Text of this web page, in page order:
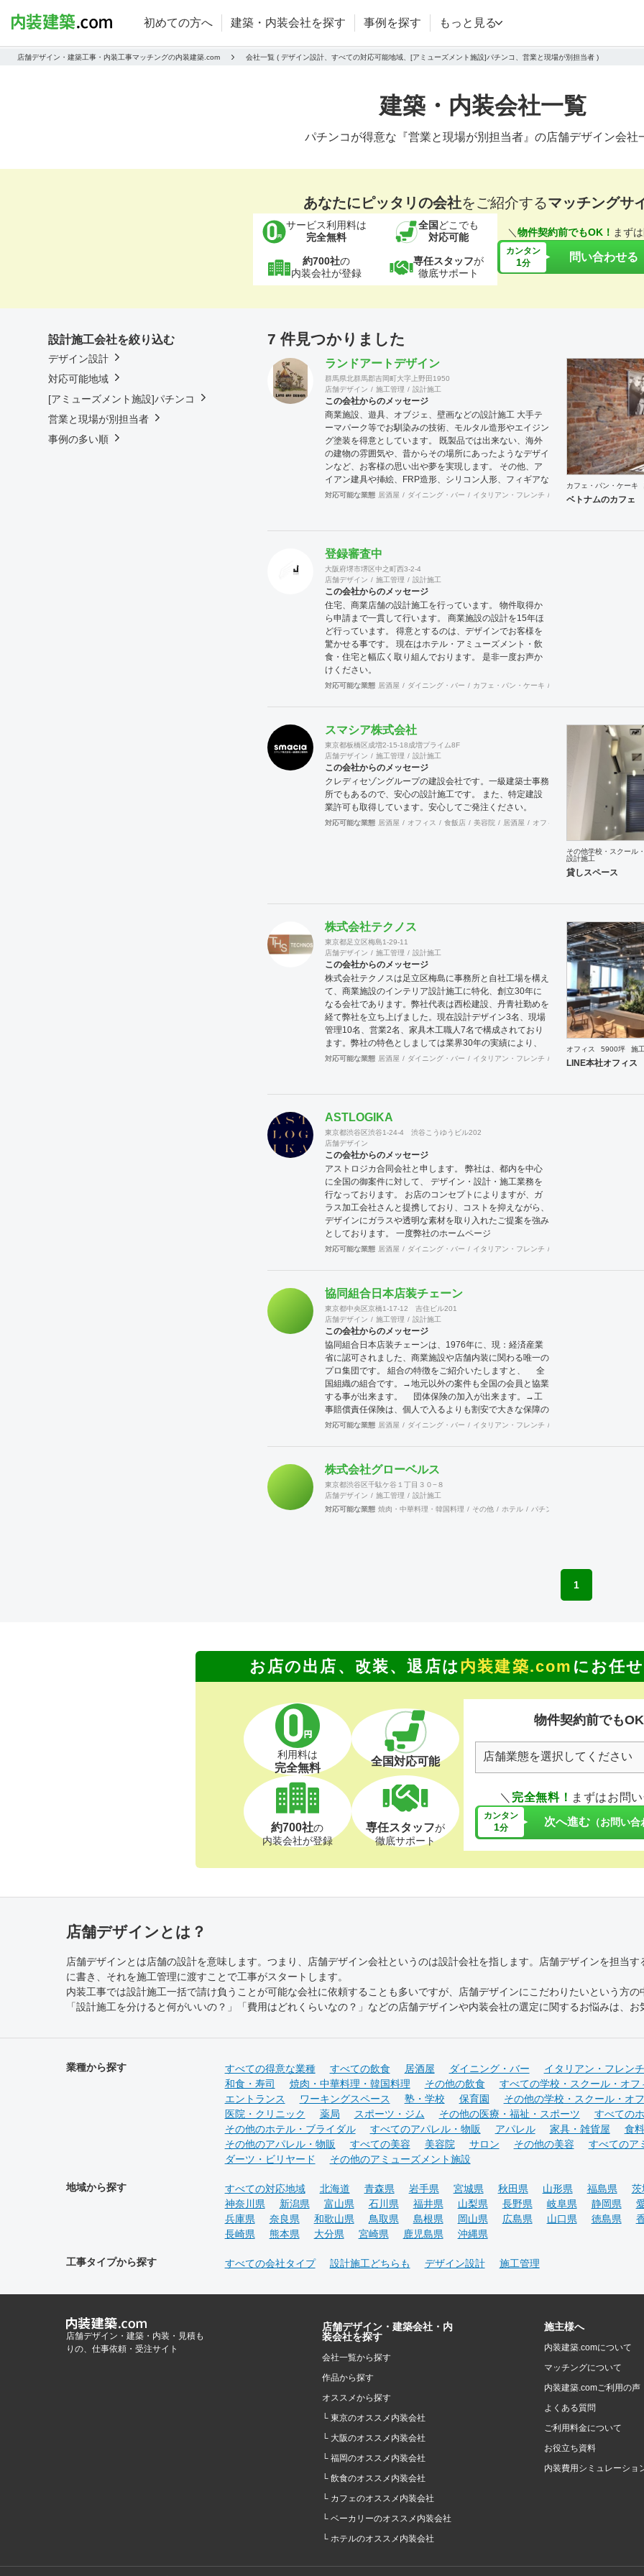
初めての方へ 建築・内装会社を探す 事例を探す もっと見る
店舗デザイン・建築工事・内装工事マッチングの内装建築.com 会社一覧 ( デザイン設計、すべての対応可能地域、[アミューズメント施設]パチンコ、営業と現場が別担当者 )
建築・内装会社一覧
パチンコが得意な『営業と現場が別担当者』の店舗デザイン会社
あなたにピッタリの会社をご紹介するマッチングサ
サービス利用料は
完全無料
全国 どこでも
対応可能
約700社の
内装会社が登録
専任スタッフが
徹底サポート
＼ 物件契約前でもOK！ まず
カンタン
1分 問い合わせる
7 件見つかりました
ランドアートデザイン
群馬県北群馬郡吉岡町大字上野田1950
店舗デザイン
施工管理 設計施工
この会社からのメッセージ
商業施設、遊具、オブジェ、壁画などの設計施工 大手テ
ーマパーク等でお馴染みの技術、モルタル造形やエイジン
グ塗装を得意としています。 既製品では出来ない、海外
の建物の雰囲気や、昔からその場所にあったようなデザイ
ンなど、お客様の思い出や夢を実現します。 その他、ア
イアン建具や挿絵、FRP造形、シリコン人形、フィギアな
ども作成可能です。 モルタル造形の施工に関し、下塗り
築デザイン 神奈川県川崎市 エッジデザインワークス株式
対応可能な業態 居酒屋 ダイニング・バー イタリアン・フレンチ カフェ・パン・ケーキ
カフェ・パン・ケーキ
ベトナムのカフェ
登録審査中
大阪府堺市堺区中之町西3-2-4
店舗デザイン
施工管理 設計施工
この会社からのメッセージ
住宅、商業店舗の設計施工を行っています。 物件取得か
ら申請まで一貫して行います。 商業施設の設計を15年ほ
ど行っています。 得意とするのは、デザインでお客様を
驚かせる事です。 現在はホテル・アミューズメント・飲
食・住宅と幅広く取り組んでおります。 是非一度お声か
けください。
対応可能な業態 居酒屋 ダイニング・バー カフェ・パン・ケーキ
スマシア株式会社
東京都板橋区成増2-15-18成増プライム8F
店舗デザイン
施工管理 設計施工
この会社からのメッセージ
クレディセゾングループの建設会社です。一級建築士事務
所でもあるので、安心の設計施工です。 また、特定建設
業許可も取得しています。安心してご発注ください。
対応可能な業態 居酒屋 オフィス 食飯店 美容院 居酒屋 オフィス アパレル 食飯店 美
その他学校・スクール
設計施工
貸しスペース
株式会社テクノス
東京都足立区梅島1-29-11
店舗デザイン
施工管理 設計施工
この会社からのメッセージ
株式会社テクノスは足立区梅島に事務所と自社工場を構え
て、商業施設のインテリア設計施工に特化、創立30年に
なる会社であります。弊社代表は西松建設、丹青社勤めを
経て弊社を立ち上げました。現在設計デザイン3名、現場
管理10名、営業2名、家具木工職人7名で構成されており
ます。弊社の特色としましては業界30年の実績により、
優れたトップ商空間デザイナーさん達と幅広いパイプを持
提案ならびにご対応を行うことが可能な体制を整えており
対応可能な為、きめ細かな対応とスピディー性、そして品
質の安定性と流通マージンを抑えたコスト低減を売りとし
ております。さらに自社に職人を抱えていることからアフ
ターケアもしっかりとした対応が可能であります。おかげ
様で弊社は長いリピーターとしてお取引させて頂くお客様
が多い事と、設計事務所様からのご紹介によるお客様が多
いのが営業特徴となっております。また地方のご出店にお
いても、弊社にお声をかけて頂くお客様も多い状況です。
これも日ごろから一つ一つをしっかりと対応する事に社員
全員が心がけている結果だと思います。 弊社では自ら店
舗の経営も行っております。現在15年目を迎える西麻布
営することでいかにお客様が利益を出すのに日々大変なご
努力をされているのかを改めて学ぶ事で出来ました。これ
らの経験も活かして、ご依頼されるお客様に対して、弊社
のインテリアデザイン設計施工面から、少しでもお客様の
お店がご繁栄そしてご利益を獲得出来るようにしっかりと
した対応を行ってゆきたいと考えております。 まずはお
気軽にご相談いただければと思います、よろしくお願いい
たします。
対応可能な業態 居酒屋 ダイニング・バー イタリアン・フレンチ カフェ・パン・ケーキ
オフィス 5900坪 施
LINE本社オフィス
ASTLOGIKA
東京都渋谷区渋谷1-24-4 渋谷こうゆうビル202
店舗デザイン
この会社からのメッセージ
アストロジカ合同会社と申します。 弊社は、都内を中心
に全国の御案件に対して、 デザイン・設計・施工業務を
行なっております。 お店のコンセプトによりますが、ガ
ラス加工会社さんと提携しており、コストを抑えながら、
デザインにガラスや透明な素材を取り入れたご提案を強み
としております。 一度弊社のホームページ
(http://astlogika.co.jp/) 御覧頂きまして、お気軽に御質問
対応可能な業態 居酒屋 ダイニング・バー イタリアン・フレンチ
協同組合日本店装チェーン
東京都中央区京橋1-17-12 吉住ビル201
店舗デザイン
施工管理 設計施工
この会社からのメッセージ
協同組合日本店装チェーンは、1976年に、現：経済産業
省に認可されました、商業施設や店舗内装に関わる唯一の
プロ集団です。 組合の特徴をご紹介いたしますと、 全
国組織の組合です。→地元以外の案件も全国の会員と協業
する事が出来ます。 団体保険の加入が出来ます。→工
事賠償責任保険は、個人で入るよりも割安で大きな保障の
保険です。 企業訪問活動（クリニック）→会員企業を
出来ます。 店舗ジャパンに加入出来ます。→マッチン
す。 これらのことは、全国に点在する会員が組織的に活
動しているからこそ可能となることで、会員企業が増えれ
ば、尚更の事です。 景気に左右されがちな建設業界に於
いて、勝ち残るためには、会員同士の情報交換を行いなが
対応可能な業態 居酒屋 ダイニング・バー イタリアン・フレンチ
株式会社グローベルス
東京都渋谷区千駄ケ谷１丁目３０−８
店舗デザイン
施工管理
設計施工
対応可能な業態 焼肉・中華料理・韓国料理 その他 ホテル パチンコ
1
設計施工会社を絞り込む
デザイン設計
対応可能地域
[アミューズメント施設]パチンコ
営業と現場が別担当者
事例の多い順
お店の出店、改装、退店は 内装建築.com にお任
利用料は
完全無料 全国対応可能
約700社の
内装会社が登録
専任スタッフが
徹底サポート
物件契約前でもOK
＼ 完全無料！ まずはお問
カンタン
1分 次へ進む（お問い合
店舗デザインとは？
店舗デザインとは店舗の設計を意味します。つまり、店舗デザイン会社というのは設計会社を指します。店舗デザインを担当
に書き、それを施工管理に渡すことで工事がスタートします。
内装工事では設計施工一括で請け負うことが可能な会社に依頼することも多いですが、店舗デザインにこだわりたいという方の
「設計施工を分けると何がいいの？」「費用はどれくらいなの？」などの店舗デザインや内装会社の選定に関するお悩みは、お
業種から探す すべての得意な業種 すべての飲食 居酒屋 ダイニング・バー イタリアン・フレンチ
和食・寿司
焼肉・中華料理・韓国料理 その他の飲食 すべての学校・スクール・オフ
エントランス
ワーキングスペース 塾・学校 保育園 その他の学校・スクール・オ
医院・クリニック
薬局 スポーツ・ジム その他の医療・福祉・スポーツ すべての
その他のホテル・ブライダル
すべてのアパレル・物販 アパレル 家具・雑貨屋 食
その他のアパレル・物販
すべての美容 美容院 サロン その他の美容 すべてのア
ダーツ・ビリヤード
その他のアミューズメント施設
地域から探す すべての対応地域 北海道 青森県 岩手県 宮城県 秋田県 山形県 福島県 茨
神奈川県
新潟県 富山県 石川県 福井県 山梨県 長野県 岐阜県 静岡県
兵庫県
奈良県 和歌山県 鳥取県 島根県 岡山県 広島県 山口県 徳島県
長崎県
熊本県 大分県 宮崎県 鹿児島県 沖縄県
工事タイプから探す すべての会社タイプ 設計施工どちらも デザイン設計 施工管理
店舗デザイン・建築・内装・見積も
りの、仕事依頼・受注サイト
店舗デザイン・建築会社・内
装会社を探す
会社一覧から探す
作品から探す
オススメから探す
└ 東京のオススメ内装会社
└ 大阪のオススメ内装会社
└ 福岡のオススメ内装会社
└ 飲食のオススメ内装会社
└ カフェのオススメ内装会社
└ ベーカリーのオススメ内装会社
└ ホテルのオススメ内装会社
施主様へ
内装建築.comについて
マッチングについて
内装建築.comご利用の声
よくある質問
ご利用料金について
お役立ち資料
内装費用シミュレーショ